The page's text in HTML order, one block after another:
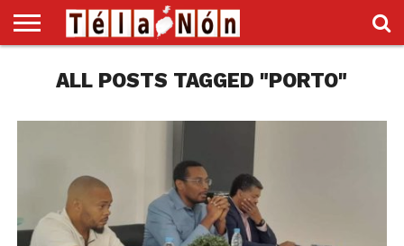
POLÍTICA
ECONOMIA
SOCIEDADE
CULTURA
DESPORTO
SUPLEMENTO
VÍDEOS
ANÚNCIOS
DIVERSOS
ALL POSTS TAGGED "PORTO"